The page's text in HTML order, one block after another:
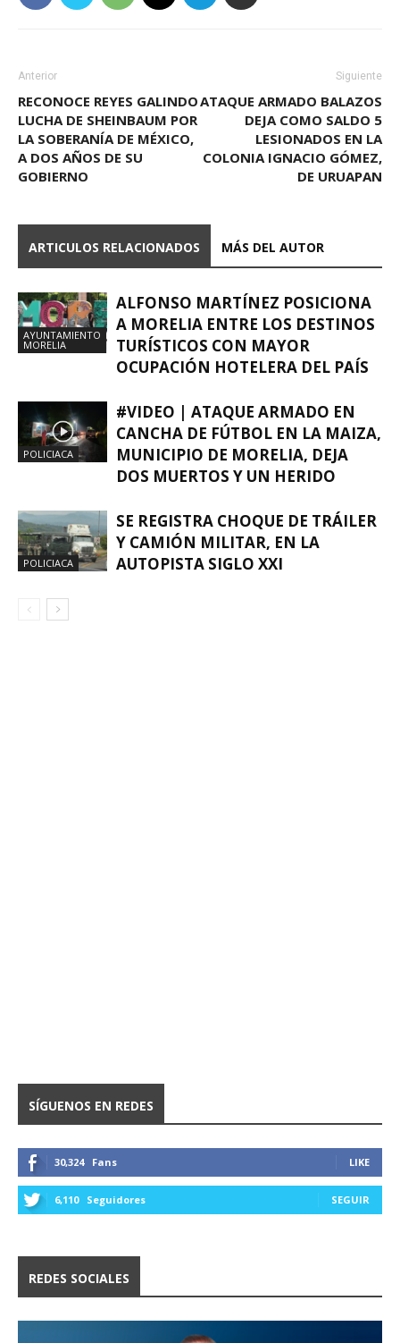
Anterior
RECONOCE REYES GALINDO
LUCHA DE SHEINBAUM POR
LA SOBERANÍA DE MÉXICO,
A DOS AÑOS DE SU
GOBIERNO
Siguiente
ATAQUE ARMADO BALAZOS
DEJA COMO SALDO 5
LESIONADOS EN LA
COLONIA IGNACIO GÓMEZ,
DE URUAPAN
ARTICULOS RELACIONADOS MÁS DEL AUTOR
AYUNTAMIENTO
MORELIA
ALFONSO MARTÍNEZ POSICIONA
A MORELIA ENTRE LOS DESTINOS
TURÍSTICOS CON MAYOR
OCUPACIÓN HOTELERA DEL PAÍS
POLICIACA
#VIDEO | ATAQUE ARMADO EN
CANCHA DE FÚTBOL EN LA MAIZA,
MUNICIPIO DE MORELIA, DEJA
DOS MUERTOS Y UN HERIDO
POLICIACA
SE REGISTRA CHOQUE DE TRÁILER
Y CAMIÓN MILITAR, EN LA
AUTOPISTA SIGLO XXI
SÍGUENOS EN REDES
30,324 Fans LIKE
6,110 Seguidores SEGUIR
REDES SOCIALES